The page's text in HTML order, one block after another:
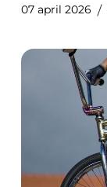
07 april 2026